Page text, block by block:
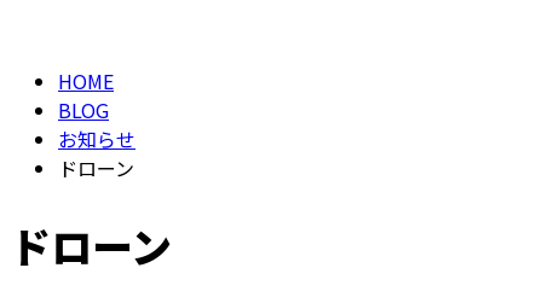
HOME
BLOG
お知らせ
ドローン
ドローン